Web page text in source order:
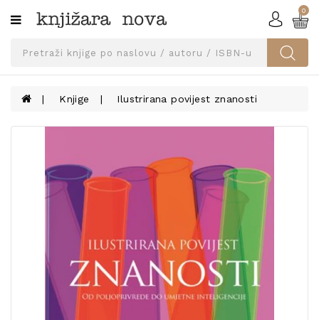
Kategorije
SVEUČILIŠNA
UDŽBENICI
KNJIGE
OPREMA
KONTAKT
0
Knjige Ilustrirana povijest znanosti